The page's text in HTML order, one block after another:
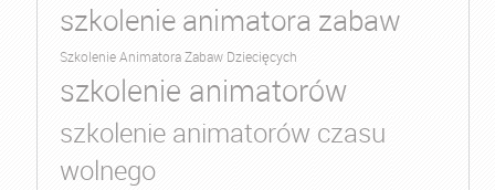
szkolenie animatora zabaw
Szkolenie Animatora Zabaw Dziecięcych
szkolenie animatorów
szkolenie animatorów czasu
wolnego